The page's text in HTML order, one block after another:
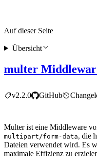
multer
v2.2.0 GitHub
Multer ist eine Middleware
multipart/form-data, die
Dateien verwendet wird. Es
maximale Effizienz zu
Auf dieser Seite
Übersicht